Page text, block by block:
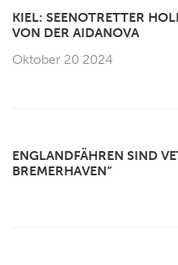
KIEL: SEENOTRETTER
VON DER AIDANOVA
Oktober 20 2024
ENGLANDFÄHREN SIND
BREMERHAVEN“